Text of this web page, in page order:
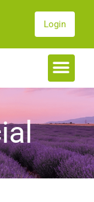
Login